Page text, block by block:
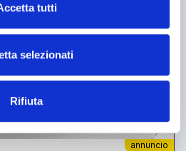
tutti
selezionati
Rifiuta
annuncio